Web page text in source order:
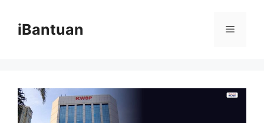
contentiBantuan Menu